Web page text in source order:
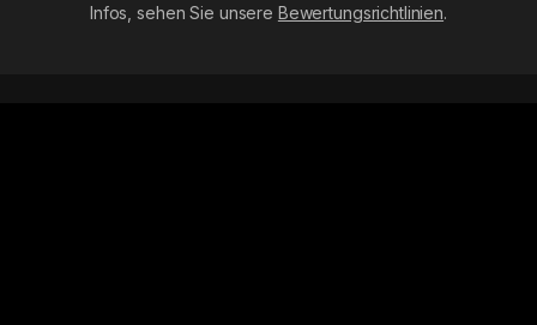
Infos, sehen Sie unsere Bewertungsrichtlinien.